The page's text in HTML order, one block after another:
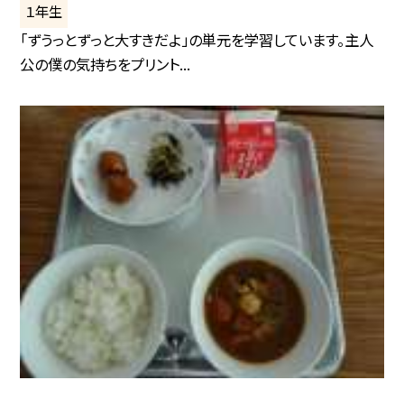
１年生
「ずうっとずっと大すきだよ」の単元を学習しています。主人
公の僕の気持ちをプリント...